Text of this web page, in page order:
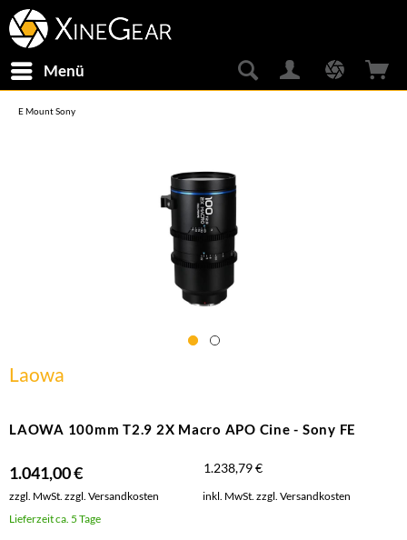
Menü
E Mount Sony
Laowa
LAOWA 100mm T2.9 2X Macro APO Cine - Sony FE
1.041,00 € 1.238,79 €
zzgl. MwSt. zzgl. Versandkosten inkl. MwSt. zzgl. Versandkosten
Lieferzeit ca. 5 Tage